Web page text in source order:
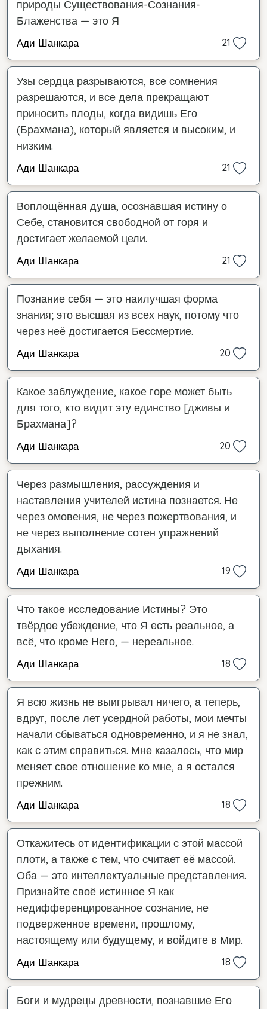
природы Существования-Сознания-
Блаженства — это Я
Ади Шанкара 21
Узы сердца разрываются, все сомнения
разрешаются, и все дела прекращают
приносить плоды, когда видишь Его
(Брахмана), который является и высоким, и
низким.
Ади Шанкара 21
Воплощённая душа, осознавшая истину о
Себе, становится свободной от горя и
достигает желаемой цели.
Ади Шанкара 21
Познание себя — это наилучшая форма
знания; это высшая из всех наук, потому что
через неё достигается Бессмертие.
Ади Шанкара 20
Какое заблуждение, какое горе может быть
для того, кто видит эту единство [дживы и
Брахмана]?
Ади Шанкара 20
Через размышления, рассуждения и
наставления учителей истина познается. Не
через омовения, не через пожертвования, и
не через выполнение сотен упражнений
дыхания.
Ади Шанкара 19
Что такое исследование Истины? Это
твёрдое убеждение, что Я есть реальное, а
всё, что кроме Него, — нереальное.
Ади Шанкара 18
Я всю жизнь не выигрывал ничего, а теперь,
вдруг, после лет усердной работы, мои мечты
начали сбываться одновременно, и я не знал,
как с этим справиться. Мне казалось, что мир
меняет свое отношение ко мне, а я остался
прежним.
Ади Шанкара 18
Откажитесь от идентификации с этой массой
плоти, а также с тем, что считает её массой.
Оба — это интеллектуальные представления.
Признайте своё истинное Я как
недифференцированное сознание, не
подверженное времени, прошлому,
настоящему или будущему, и войдите в Мир.
Ади Шанкара 18
Боги и мудрецы древности, познавшие Его